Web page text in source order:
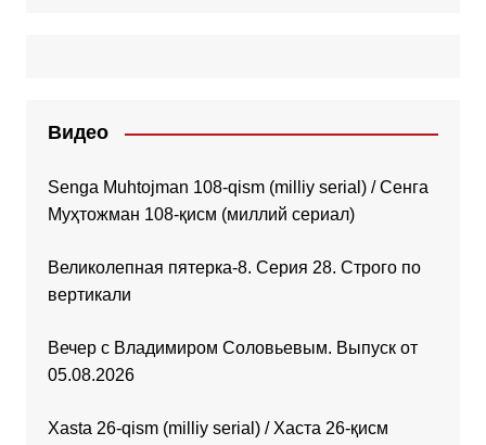
Видео
Senga Muhtojman 108-qism (milliy serial) / Сенга
Муҳтожман 108-қисм (миллий сериал)
Великолепная пятерка-8. Серия 28. Строго по
вертикали
Вечер с Владимиром Соловьевым. Выпуск от
05.08.2026
Xasta 26-qism (milliy serial) / Хаста 26-қисм